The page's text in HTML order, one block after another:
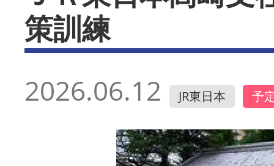
策訓練
2026.06.12 JR東日本 予